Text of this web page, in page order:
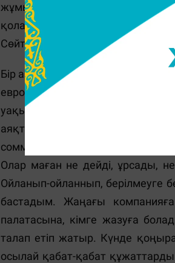
жұмысты жақсырақ білетін
қоластындағылардан көбірек
Сөйтіп, жұмысқа жаңадан еш
Бір айдан соң, 16 желтоқсан
евроға лақтырып кетті.
уақытымды, ұйқысыз
аяқталғаны ма? Енді не
сомманы қайдан аламын?
Олар маған не дейді, ұрсады,
Ойланып-ойланнып, берілмеуге
бастадым. Жаңағы компанияға
палатасына, кімге жазуға
талап етіп жатыр. Күнде
осылай қабат-қабат